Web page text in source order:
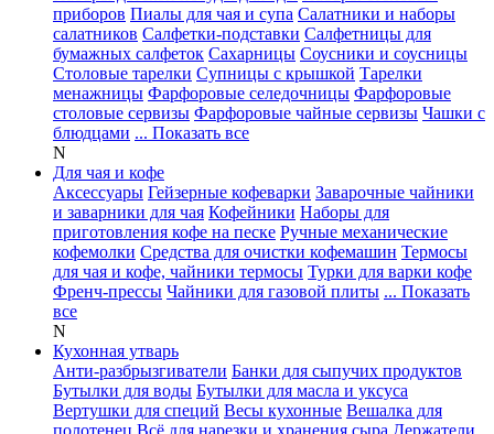
приборов Пиалы для чая и супа Салатники и наборы
салатников Салфетки-подставки Салфетницы для
бумажных салфеток Сахарницы Соусники и соусницы
Столовые тарелки Супницы с крышкой Тарелки
менажницы Фарфоровые селедочницы Фарфоровые
столовые сервизы Фарфоровые чайные сервизы Чашки с
блюдцами ... Показать все
N
Для чая и кофе
Аксессуары Гейзерные кофеварки Заварочные чайники
и заварники для чая Кофейники Наборы для
приготовления кофе на песке Ручные механические
кофемолки Средства для очистки кофемашин Термосы
для чая и кофе, чайники термосы Турки для варки кофе
Френч-прессы Чайники для газовой плиты ... Показать
все
N
Кухонная утварь
Анти-разбрызгиватели Банки для сыпучих продуктов
Бутылки для воды Бутылки для масла и уксуса
Вертушки для специй Весы кухонные Вешалка для
полотенец Всё для нарезки и хранения сыра Держатели